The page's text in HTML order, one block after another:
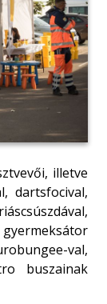
illetve
dartsfocival,
val,
buszainak